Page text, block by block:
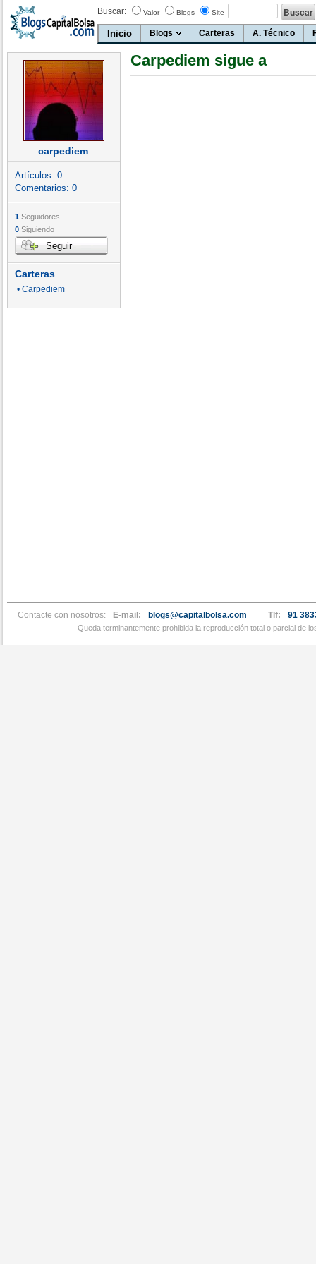
Buscar: Valor Blogs Site
Inicio Blogs Carteras A. Técnico
carpediem
Artículos: 0
Comentarios: 0
1 Seguidores
0 Siguiendo
Seguir
Carteras
• Carpediem
Carpediem sigue a
Contacte con nosotros: E-mail: blogs@capitalbolsa.com Tlf: 91
Queda terminantemente prohibida la reproducción total o parcial de